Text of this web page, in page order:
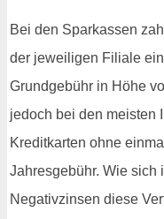
Bei den Sparkassen
der jeweiligen Filiale
Grundgebühr in Höhe
jedoch bei den meisten
Kreditkarten ohne
Jahresgebühr. Wie sich
Negativzinsen diese